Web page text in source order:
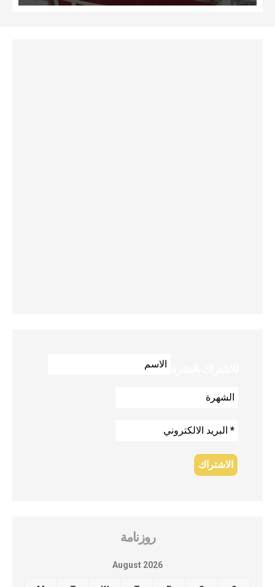
روزنامة
August 2026